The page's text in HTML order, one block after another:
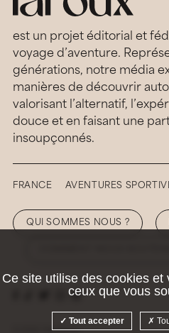
est un projet éditorial et
voyage d’aventure.
générations, notre média
manières de découvrir
valorisant l’alternatif,
douce et en faisant une
insoupçonnés.
FRANCE AVENTURES
QUI SOMMES NOUS ?
© 2026 Hellolaroux
Ce site utilise des cookies
ceux que vous
Tout accepter